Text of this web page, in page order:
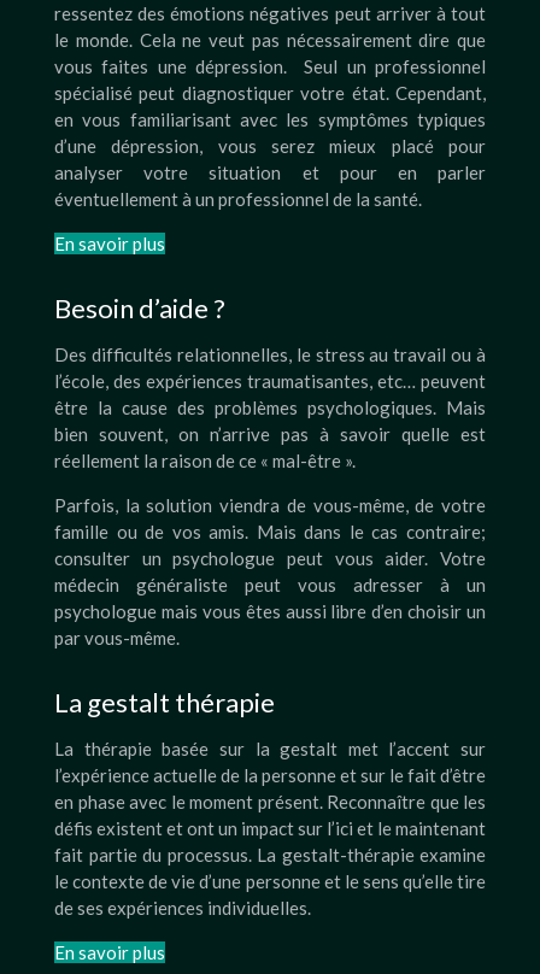
ressentez des émotions négatives peut arriver à tout
le monde. Cela ne veut pas nécessairement dire que
vous faites une dépression. Seul un professionnel
spécialisé peut diagnostiquer votre état. Cependant,
en vous familiarisant avec les symptômes typiques
d’une dépression, vous serez mieux placé pour
analyser votre situation et pour en parler
éventuellement à un professionnel de la santé.
En savoir plus
Besoin d’aide ?
Des difficultés relationnelles, le stress au travail ou à
l’école, des expériences traumatisantes, etc… peuvent
être la cause des problèmes psychologiques. Mais
bien souvent, on n’arrive pas à savoir quelle est
réellement la raison de ce « mal-être ».
Parfois, la solution viendra de vous-même, de votre
famille ou de vos amis. Mais dans le cas contraire;
consulter un psychologue peut vous aider. Votre
médecin généraliste peut vous adresser à un
psychologue mais vous êtes aussi libre d’en choisir un
par vous-même.
La gestalt thérapie
La thérapie basée sur la gestalt met l’accent sur
l’expérience actuelle de la personne et sur le fait d’être
en phase avec le moment présent. Reconnaître que les
défis existent et ont un impact sur l’ici et le maintenant
fait partie du processus. La gestalt-thérapie examine
le contexte de vie d’une personne et le sens qu’elle tire
de ses expériences individuelles.
En savoir plus